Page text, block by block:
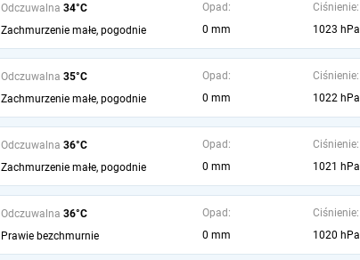
Odczuwalna 34°C
Zachmurzenie małe, pogodnie
Opad:
0 mm
Ciśnienie:
1023 hPa
Odczuwalna 35°C
Zachmurzenie małe, pogodnie
Opad:
0 mm
Ciśnienie:
1022 hPa
Odczuwalna 36°C
Zachmurzenie małe, pogodnie
Opad:
0 mm
Ciśnienie:
1021 hPa
Odczuwalna 36°C
Prawie bezchmurnie
Opad:
0 mm
Ciśnienie:
1020 hPa